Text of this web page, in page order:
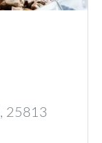
, 25813